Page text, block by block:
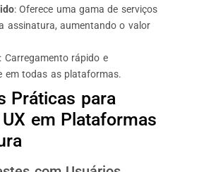
: Oferece uma gama de serviços
assinatura, aumentando o valor
: Carregamento rápido e
em todas as plataformas.
Práticas para
em Plataformas